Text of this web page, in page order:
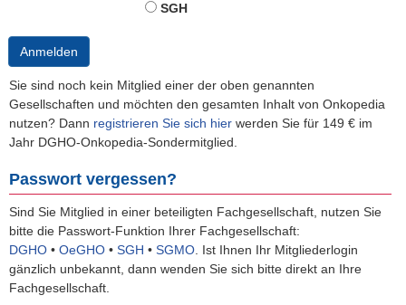
SGH
Anmelden
Sie sind noch kein Mitglied einer der oben genannten
Gesellschaften und möchten den gesamten Inhalt von Onkopedia
nutzen? Dann registrieren Sie sich hier werden Sie für 149 € im
Jahr DGHO-Onkopedia-Sondermitglied.
Passwort vergessen?
Sind Sie Mitglied in einer beteiligten Fachgesellschaft, nutzen Sie
bitte die Passwort-Funktion Ihrer Fachgesellschaft:
DGHO • OeGHO • SGH • SGMO Ist Ihnen Ihr Mitgliederlogin
gänzlich unbekannt, dann wenden Sie sich bitte direkt an Ihre
Fachgesellschaft.